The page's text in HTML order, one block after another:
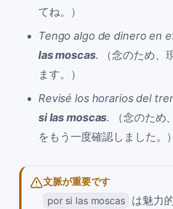
てね。）
Tengo algo de dinero en
las moscas. （念のため、
ます。）
Revisé los horarios del
si las moscas.
（念のため
をもう一度確認しました。）
文脈が重要です
por si las moscas
は魅力